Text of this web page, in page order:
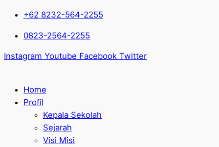
+62 8232-564-2255
0823-2564-2255
Instagram Youtube Facebook Twitter
Home
Profil
Kepala Sekolah
Sejarah
Visi Misi